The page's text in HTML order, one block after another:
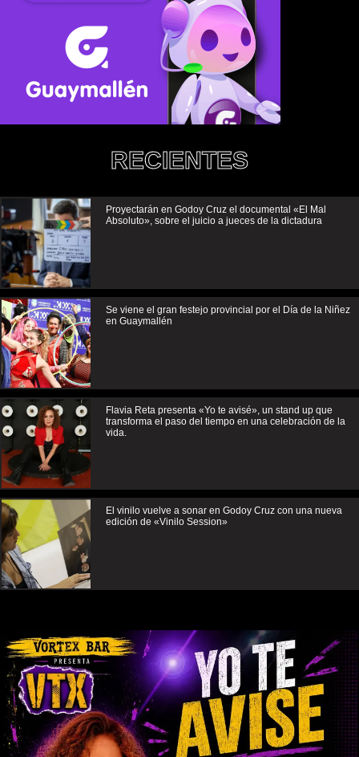
RECIENTES
Proyectarán en Godoy Cruz el documental «El Mal
Absoluto», sobre el juicio a jueces de la dictadura
Se viene el gran festejo provincial por el Día de la Niñez
en Guaymallén
Flavia Reta presenta «Yo te avisé», un stand up que
transforma el paso del tiempo en una celebración de la
vida.
El vinilo vuelve a sonar en Godoy Cruz con una nueva
edición de «Vinilo Session»